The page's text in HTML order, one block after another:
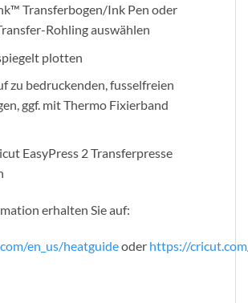
Transferbogen/Ink Pen oder
Rohling auswählen
plotten
zu bedruckenden, fusselfreien
ggf. mit Thermo Fixierband
EasyPress 2 Transferpresse
erhalten Sie auf:
en_us/heatguideoder https://